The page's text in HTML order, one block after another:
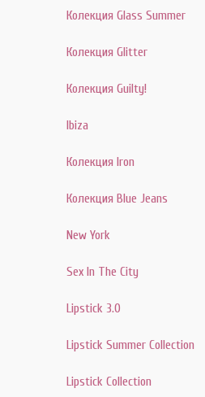
Колекция Glass Summer
Колекция Glitter
Колекция Guilty!
Ibiza
Колекция Iron
Колекция Blue Jeans
New York
Sex In The City
Lipstick 3.0
Lipstick Summer Collection
Lipstick Collection